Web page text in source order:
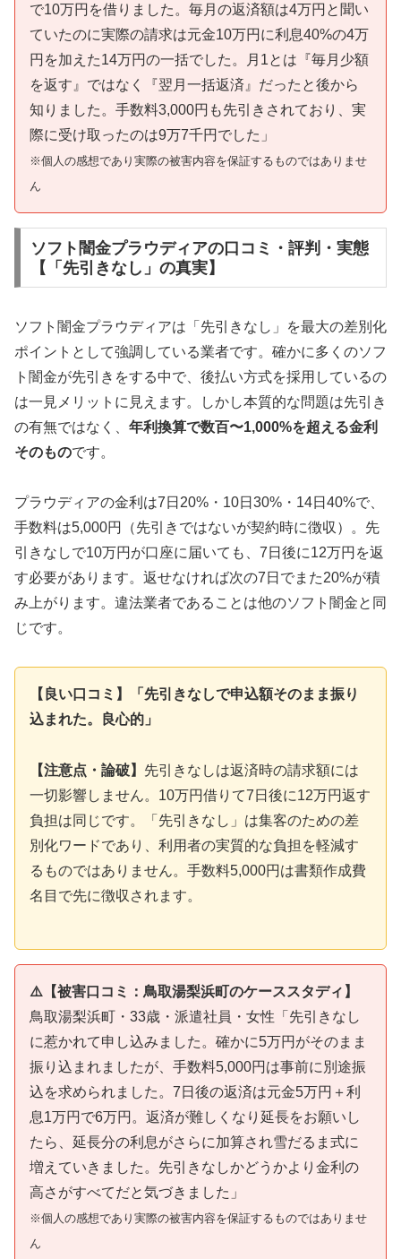
で10万円を借りました。毎月の返済額は4万円と聞い
ていたのに実際の請求は元金10万円に利息40%の4万
円を加えた14万円の一括でした。月1とは『毎月少額
を返す』ではなく『翌月一括返済』だったと後から
知りました。手数料3,000円も先引きされており、実
際に受け取ったのは9万7千円でした」
※個人の感想であり実際の被害内容を保証するものではありませ
ん
ソフト闇金プラウディアの口コミ・評判・実態
【「先引きなし」の真実】
ソフト闇金プラウディアは「先引きなし」を最大の差別化
ポイントとして強調している業者です。確かに多くのソフ
ト闇金が先引きをする中で、後払い方式を採用しているの
は一見メリットに見えます。しかし本質的な問題は先引き
の有無ではなく、 年利換算で数百〜1,000%を超える金利
そのものです。
プラウディアの金利は7日20%・10日30%・14日40%で、
手数料は5,000円（先引きではないが契約時に徴収）。先
引きなしで10万円が口座に届いても、7日後に12万円を返
す必要があります。返せなければ次の7日でまた20%が積
み上がります。違法業者であることは他のソフト闇金と同
じです。
【良い口コミ】「先引きなしで申込額そのまま振り
込まれた。良心的」
【注意点・論破】 先引きなしは返済時の請求額には
一切影響しません。10万円借りて7日後に12万円返す
負担は同じです。「先引きなし」は集客のための差
別化ワードであり、利用者の実質的な負担を軽減す
るものではありません。手数料5,000円は書類作成費
名目で先に徴収されます。
⚠️【被害口コミ：鳥取湯梨浜町のケーススタディ】
鳥取湯梨浜町・33歳・派遣社員・女性「先引きなし
に惹かれて申し込みました。確かに5万円がそのまま
振り込まれましたが、手数料5,000円は事前に別途振
込を求められました。7日後の返済は元金5万円＋利
息1万円で6万円。返済が難しくなり延長をお願いし
たら、延長分の利息がさらに加算され雪だるま式に
増えていきました。先引きなしかどうかより金利の
高さがすべてだと気づきました」
※個人の感想であり実際の被害内容を保証するものではありませ
ん